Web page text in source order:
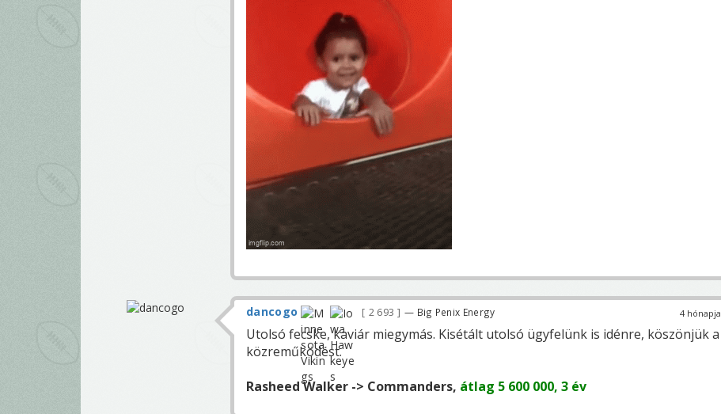
4 hónapja
dancogo 2 693 — Big Penix Energy
Utolsó fecske, kaviár miegymás. Kisétált utolsó ügyfelünk is idénre, köszönjük a
közreműködést.
Rasheed Walker -> Commanders, átlag 5 600 000, 3 év